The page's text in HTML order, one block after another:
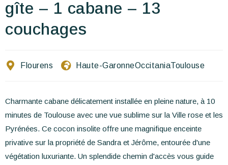
Escríbenos
ES EN
gîte – 1 cabane – 13
couchages
Flourens Haute-GaronneOccitaniaToulouse
Charmante cabane délicatement installée en pleine nature, à 10
minutes de Toulouse avec une vue sublime sur la Ville rose et les
Pyrénées. Ce cocon insolite offre une magnifique enceinte
privative sur la propriété de Sandra et Jérôme, entourée d'une
végétation luxuriante. Un splendide chemin d'accès vous guide